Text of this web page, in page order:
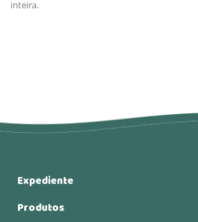
inteira.
Expediente
Produtos